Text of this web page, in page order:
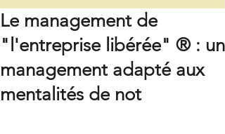
Le management de
"l'entreprise libérée" ® : un
management adapté aux
mentalités de not